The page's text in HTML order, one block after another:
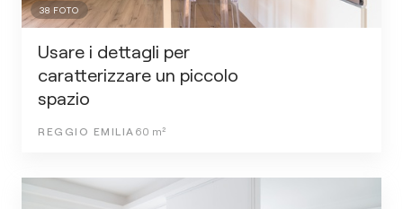
38 FOTO
Usare i dettagli per
caratterizzare un piccolo
spazio
REGGIO EMILIA 60 m²